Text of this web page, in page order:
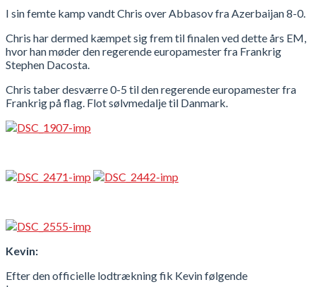
I sin femte kamp vandt Chris over Abbasov fra Azerbaijan 8-0.
Chris har dermed kæmpet sig frem til finalen ved dette års EM,
hvor han møder den regerende europamester fra Frankrig
Stephen Dacosta.
Chris taber desværre 0-5 til den regerende europamester fra
Frankrig på flag. Flot sølvmedalje til Danmark.
Kevin:
Efter den officielle lodtrækning fik Kevin følgende